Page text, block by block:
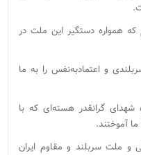
همواره دستگیر این ملت در
و اعتمادبه‌نفس را به ما
شهدای گرانقدر هسته‌ای که با
آموختند.
و ملت سربلند و مقاوم ایران